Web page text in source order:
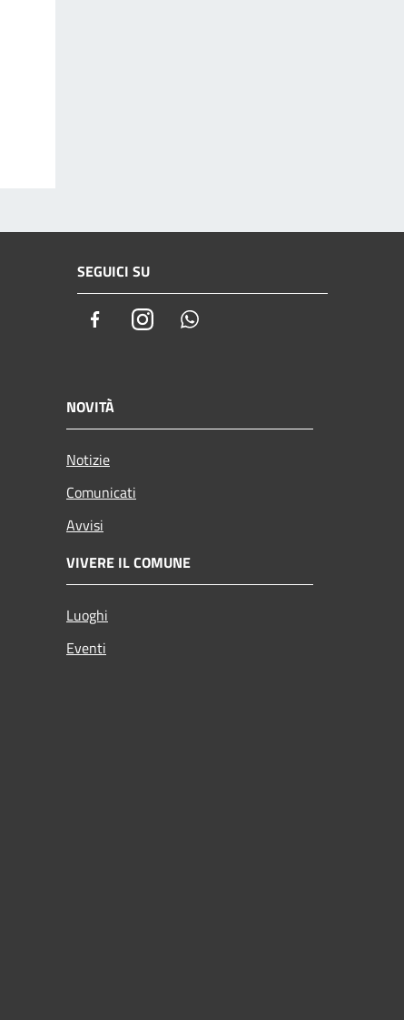
SEGUICI SU
FacebookInstagram
NOVITÀ
Notizie
Comunicati
Avvisi
VIVERE IL COMUNE
Luoghi
Eventi